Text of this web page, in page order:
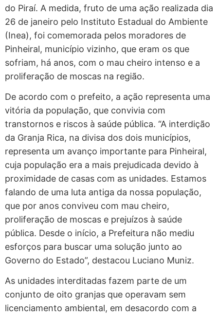
do Piraí. A medida, fruto de uma ação realizada dia
26 de janeiro pelo Instituto Estadual do Ambiente
(Inea), foi comemorada pelos moradores de
Pinheiral, município vizinho, que eram os que
sofriam, há anos, com o mau cheiro intenso e a
proliferação de moscas na região.
De acordo com o prefeito, a ação representa uma
vitória da população, que convivia com
transtornos e riscos à saúde pública. “A interdição
da Granja Rica, na divisa dos dois municípios,
representa um avanço importante para Pinheiral,
cuja população era a mais prejudicada devido à
proximidade de casas com as unidades. Estamos
falando de uma luta antiga da nossa população,
que por anos conviveu com mau cheiro,
proliferação de moscas e prejuízos à saúde
pública. Desde o início, a Prefeitura não mediu
esforços para buscar uma solução junto ao
Governo do Estado”, destacou Luciano Muniz.
As unidades interditadas fazem parte de um
conjunto de oito granjas que operavam sem
licenciamento ambiental, em desacordo com a